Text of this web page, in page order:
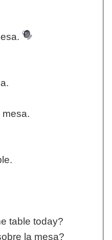
mesa.
table today?
la mesa?